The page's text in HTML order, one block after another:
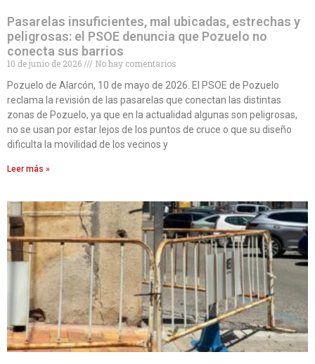
Pasarelas insuficientes, mal ubicadas, estrechas y
peligrosas: el PSOE denuncia que Pozuelo no
conecta sus barrios
10 de junio de 2026
No hay comentarios
Pozuelo de Alarcón, 10 de mayo de 2026. El PSOE de Pozuelo
reclama la revisión de las pasarelas que conectan las distintas
zonas de Pozuelo, ya que en la actualidad algunas son peligrosas,
no se usan por estar lejos de los puntos de cruce o que su diseño
dificulta la movilidad de los vecinos y
Leer más »